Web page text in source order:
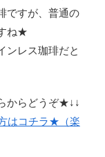
ですが、普通の
ね★
ンレス珈琲だと
からどうぞ★↓↓
はコチラ★（楽